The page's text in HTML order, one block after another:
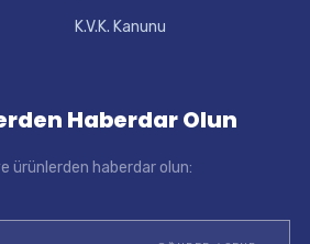
K.V.K. Kanunu
Haberdar Olun
ürünlerden haberdar olun: